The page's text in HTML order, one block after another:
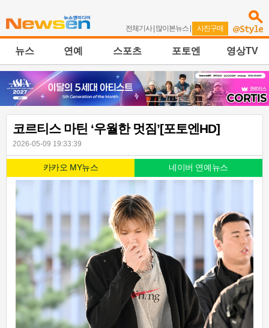
전체기사| 많이본뉴스 | 사진구매
뉴스 연예 스포츠 포토엔 영상TV
코르티스 마틴 ‘우월한 멋짐’[포토엔HD]
2026-05-09 19:33:39
카카오 MY뉴스 네이버 연예뉴스